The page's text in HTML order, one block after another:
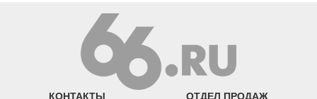
КОНТАКТЫ ОТДЕЛ ПРОДАЖ